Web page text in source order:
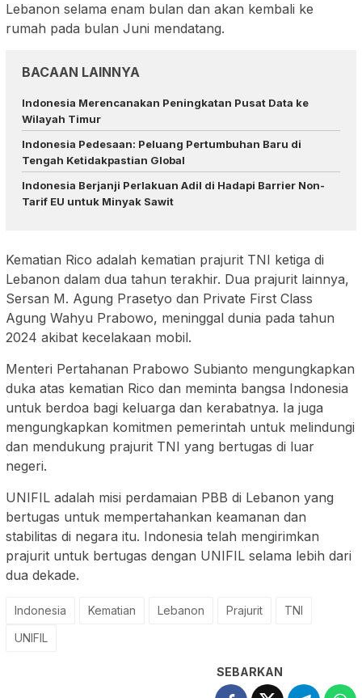
Lebanon selama enam bulan dan akan kembali ke
rumah pada bulan Juni mendatang.
BACAAN LAINNYA
Indonesia Merencanakan Peningkatan Pusat Data ke
Wilayah Timur
Indonesia Pedesaan: Peluang Pertumbuhan Baru di
Tengah Ketidakpastian Global
Indonesia Berjanji Perlakuan Adil di Hadapi Barrier Non-
Tarif EU untuk Minyak Sawit
Kematian Rico adalah kematian prajurit TNI ketiga di
Lebanon dalam dua tahun terakhir. Dua prajurit lainnya,
Sersan M. Agung Prasetyo dan Private First Class
Agung Wahyu Prabowo, meninggal dunia pada tahun
2024 akibat kecelakaan mobil.
Menteri Pertahanan Prabowo Subianto mengungkapkan
duka atas kematian Rico dan meminta bangsa Indonesia
untuk berdoa bagi keluarga dan kerabatnya. Ia juga
mengungkapkan komitmen pemerintah untuk melindungi
dan mendukung prajurit TNI yang bertugas di luar
negeri.
UNIFIL adalah misi perdamaian PBB di Lebanon yang
bertugas untuk mempertahankan keamanan dan
stabilitas di negara itu. Indonesia telah mengirimkan
prajurit untuk bertugas dengan UNIFIL selama lebih dari
dua dekade.
Indonesia Kematian Lebanon Prajurit
TNI
UNIFIL
SEBARKAN